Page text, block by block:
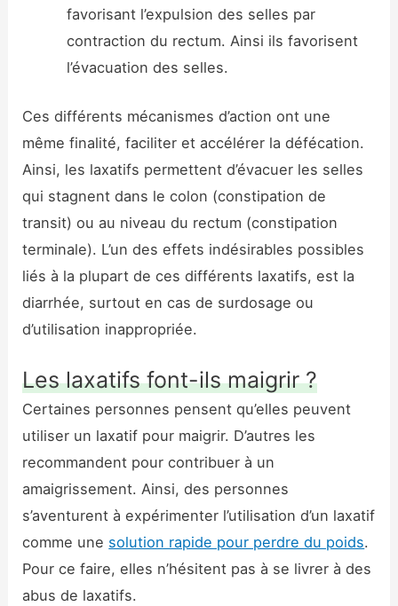
favorisant l’expulsion des selles par
contraction du rectum. Ainsi ils favorisent
l’évacuation des selles.
Ces différents mécanismes d’action ont une
même finalité, faciliter et accélérer la défécation.
Ainsi, les laxatifs permettent d’évacuer les selles
qui stagnent dans le colon (constipation de
transit) ou au niveau du rectum (constipation
terminale). L’un des effets indésirables possibles
liés à la plupart de ces différents laxatifs, est la
diarrhée, surtout en cas de surdosage ou
d’utilisation inappropriée.
Les laxatifs font-ils maigrir ?
Certaines personnes pensent qu’elles peuvent
utiliser un laxatif pour maigrir. D’autres les
recommandent pour contribuer à un
amaigrissement. Ainsi, des personnes
s’aventurent à expérimenter l’utilisation d’un laxatif
comme une solution rapide pour perdre du poids.
Pour ce faire, elles n’hésitent pas à se livrer à des
abus de laxatifs.